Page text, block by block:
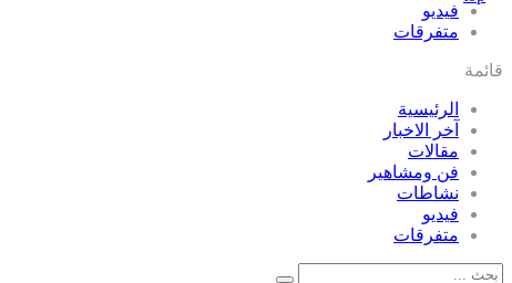
فيديو
متفرقات
قائمة
الرئيسية
آخر الاخبار
مقالات
فن ومشاهير
نشاطات
فيديو
متفرقات